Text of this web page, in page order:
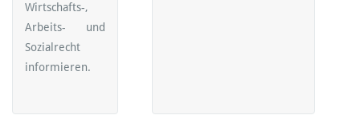
Wirtschafts-,
Arbeits- und
Sozialrecht
informieren.